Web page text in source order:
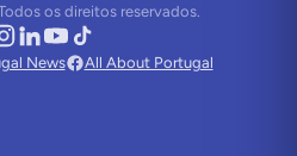
os direitos reservados.
News All About Portugal